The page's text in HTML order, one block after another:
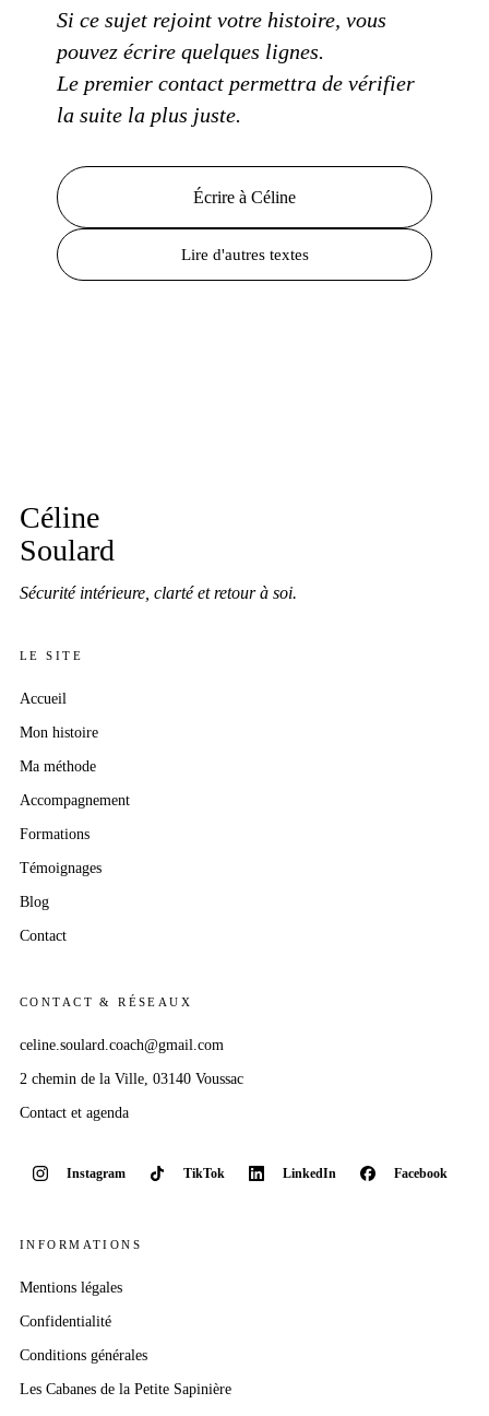
Si ce sujet rejoint votre histoire, vous
pouvez écrire quelques lignes.
Le premier contact permettra de vérifier
la suite la plus juste.
Écrire à Céline
Lire d'autres textes
Céline
Soulard
Sécurité intérieure, clarté et retour à soi.
LE SITE
Accueil
Mon histoire
Ma méthode
Accompagnement
Formations
Témoignages
Blog
Contact
CONTACT & RÉSEAUX
celine.soulard.coach@gmail.com
2 chemin de la Ville , 03140 Voussac
Contact et agenda
Instagram TikTok LinkedIn Facebook
INFORMATIONS
Mentions légales
Confidentialité
Conditions générales
Les Cabanes de la Petite Sapinière